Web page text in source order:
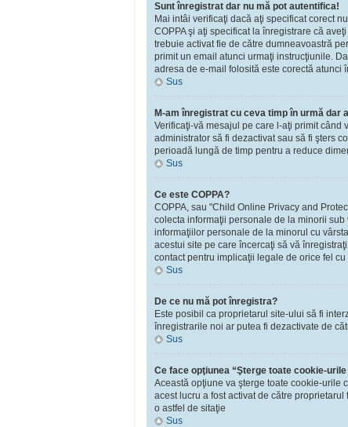
Sunt înregistrat dar nu mă pot autentifica!
Mai intâi verificaţi dacă aţi specificat corect
COPPA şi aţi specificat la înregistrare că
trebuie activat fie de către dumneavoastră
primit un email atunci urmaţi instrucţiunile.
adresa de e-mail folosită este corectă atunci
Sus
M-am înregistrat cu ceva timp în urmă dar
Verificaţi-vă mesajul pe care l-aţi primit când
administrator să fi dezactivat sau să fi şters
perioadă lungă de timp pentru a reduce
Sus
Ce este COPPA?
COPPA, sau "Child Online Privacy and
colecta informaţii personale de la minorii
informaţiilor personale de la minorul cu
acestui site pe care încercaţi să vă
contact pentru implicaţii legale de orice fel
Sus
De ce nu mă pot înregistra?
Este posibil ca proprietarul site-ului să fi
înregistrarile noi ar putea fi dezactivate de
Sus
Ce face opţiunea “Şterge toate cookie-
Această opţiune va şterge toate cookie-urile
acest lucru a fost activat de către
o astfel de sitaţie
Sus